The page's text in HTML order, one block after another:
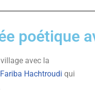
poétique
avec la
Fariba Hachtroudi qui